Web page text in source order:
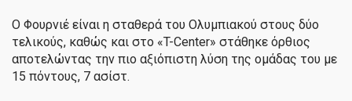
Ο Φουρνιέ είναι η σταθερά του Ολυμπιακού στους δύο
τελικούς, καθώς και στο «T-Center» στάθηκε όρθιος
αποτελώντας την πιο αξιόπιστη λύση της ομάδας του με
15 πόντους, 7 ασίστ.